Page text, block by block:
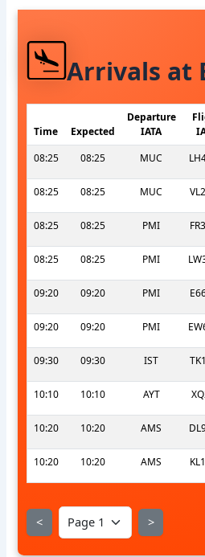
Arrivals at
Time Expected
Departure
IATA
08:25
08:25 MUC
08:25 08:25 MUC
08:25 08:25 PMI
08:25 08:25 PMI
09:20 09:20 PMI
09:20 09:20 PMI
09:30 09:30 IST
10:10 10:10 AYT
10:20 10:20 AMS
10:20 10:20 AMS
< >